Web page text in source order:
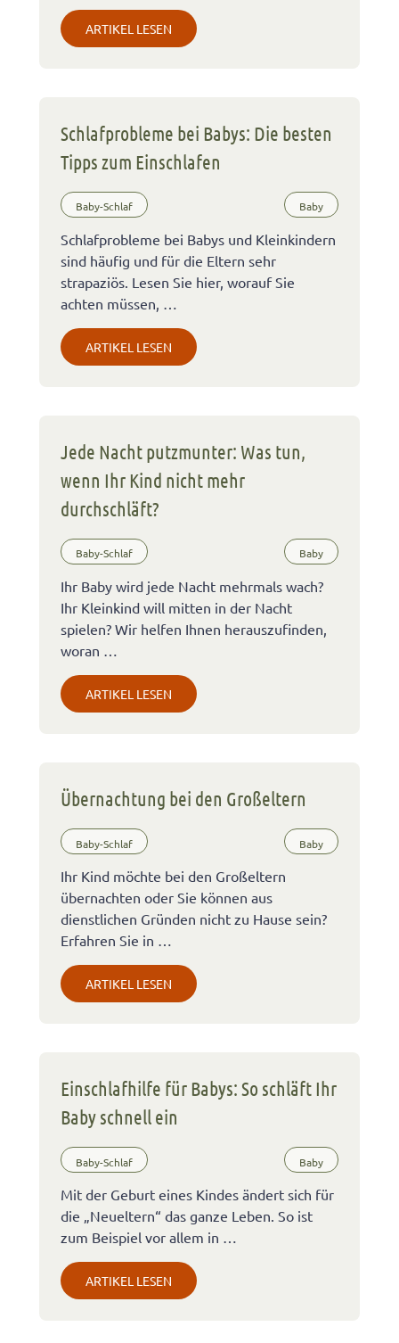
ARTIKEL LESEN
Schlafprobleme bei Babys: Die besten
Tipps zum Einschlafen
Baby-Schlaf Baby
Schlafprobleme bei Babys und Kleinkindern
sind häufig und für die Eltern sehr
strapaziös. Lesen Sie hier, worauf Sie
achten müssen, …
ARTIKEL LESEN
Jede Nacht putzmunter: Was tun,
wenn Ihr Kind nicht mehr
durchschläft?
Baby-Schlaf Baby
Ihr Baby wird jede Nacht mehrmals wach?
Ihr Kleinkind will mitten in der Nacht
spielen? Wir helfen Ihnen herauszufinden,
woran …
ARTIKEL LESEN
Übernachtung bei den Großeltern
Baby-Schlaf Baby
Ihr Kind möchte bei den Großeltern
übernachten oder Sie können aus
dienstlichen Gründen nicht zu Hause sein?
Erfahren Sie in …
ARTIKEL LESEN
Einschlafhilfe für Babys: So schläft Ihr
Baby schnell ein
Baby-Schlaf Baby
Mit der Geburt eines Kindes ändert sich für
die „Neueltern“ das ganze Leben. So ist
zum Beispiel vor allem in …
ARTIKEL LESEN